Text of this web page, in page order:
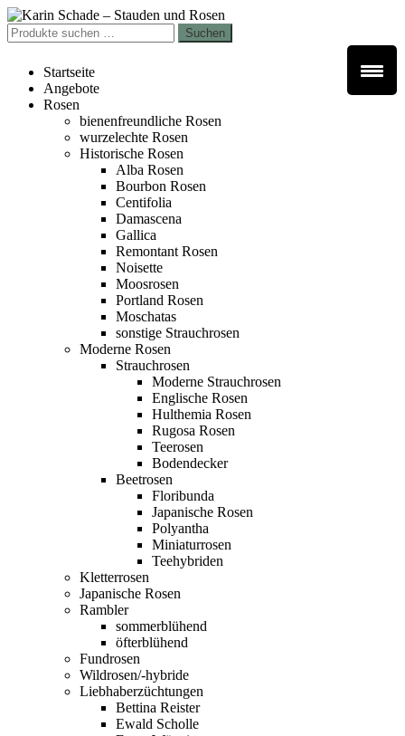
Zur
Navigation
springen
Zum
Inhalt
springen
Suchen
nach:
Suchen
Startseite
Angebote
Rosen
bienenfreundliche Rosen
wurzelechte Rosen
Historische Rosen
Alba Rosen
Bourbon Rosen
Centifolia
Damascena
Gallica
Remontant Rosen
Noisette
Moosrosen
Portland Rosen
Moschatas
sonstige Strauchrosen
Moderne Rosen
Strauchrosen
Moderne Strauchrosen
Englische Rosen
Hulthemia Rosen
Rugosa Rosen
Teerosen
Bodendecker
Beetrosen
Floribunda
Japanische Rosen
Polyantha
Miniaturrosen
Teehybriden
Kletterrosen
Japanische Rosen
Rambler
sommerblühend
öfterblühend
Fundrosen
Wildrosen/-hybride
Liebhaberzüchtungen
Bettina Reister
Ewald Scholle